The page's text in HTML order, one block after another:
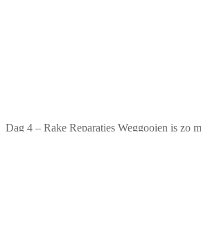
Dag 4 – Rake Reparaties Weggooien is zo